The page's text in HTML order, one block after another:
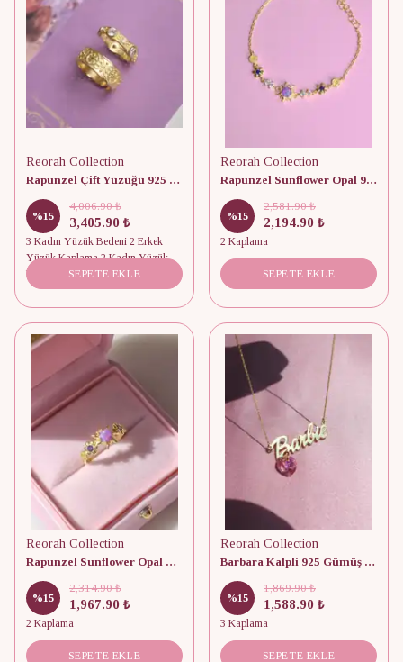
Reorah Collection
Rapunzel Çift Yüzüğü 925 Gümüş
%15
4,006.90 ₺
3,405.90 ₺
3 Kadın Yüzük Bedeni 2 Erkek
Yüzük Kaplama 2 Kadın Yüzük
Kaplama
SEPETE EKLE
Reorah Collection
Rapunzel Sunflower Opal 925 Gümüş Bileklik
%15
2,581.90 ₺
2,194.90 ₺
2 Kaplama
SEPETE EKLE
Reorah Collection
Rapunzel Sunflower Opal Ring 925 Gümüş
%15
2,314.90 ₺
1,967.90 ₺
2 Kaplama
SEPETE EKLE
Reorah Collection
Barbara Kalpli 925 Gümüş Kolye
%15
1,869.90 ₺
1,588.90 ₺
3 Kaplama
SEPETE EKLE